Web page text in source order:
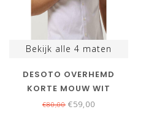
Bekijk alle 4 maten
DESOTO OVERHEMD
KORTE MOUW WIT
STRUCTUUR
€80,00 €59,00